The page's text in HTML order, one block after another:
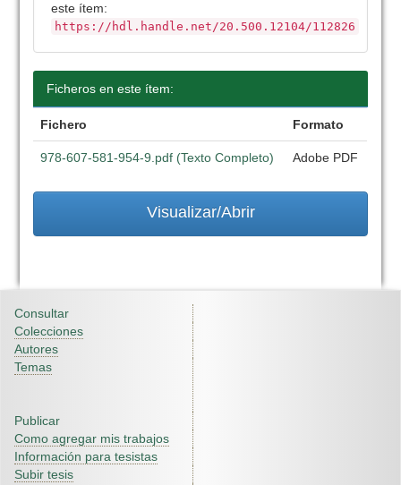
este ítem:
https://hdl.handle.net/20.500.12104/112826
Ficheros en este ítem:
Fichero Formato
978-607-581-954-9.pdf (Texto Completo) Adobe PDF
Visualizar/Abrir
Consultar
Colecciones
Autores
Temas
Publicar
Como agregar mis trabajos
Información para tesistas
Subir tesis